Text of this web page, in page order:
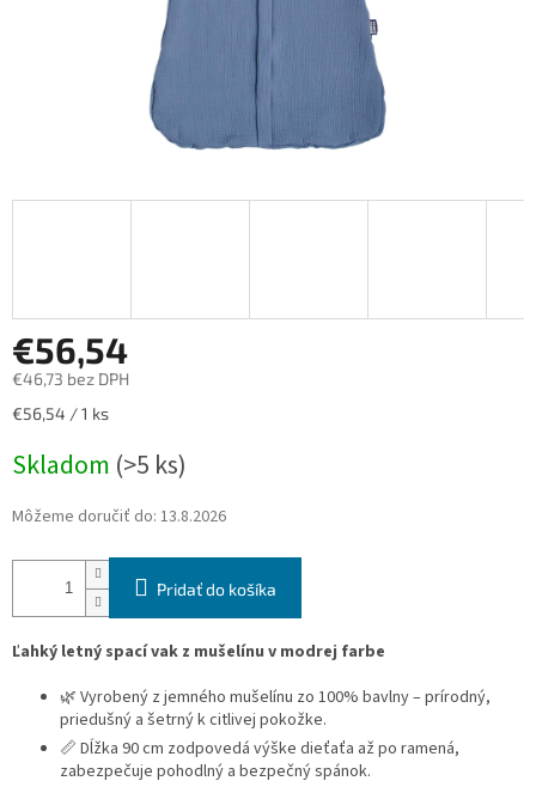
€56,54
€46,73 bez DPH
Jednotková
€56,54 / 1 ks
Skladom (>5 ks)
Môžeme doručiť do: 13.8.2026
Pridať do košíka
Ľahký letný spací vak z mušelínu v modrej farbe
🌿 Vyrobený z jemného mušelínu zo 100% bavlny – prírodný,
priedušný a šetrný k citlivej pokožke.
📏 Dĺžka 90 cm zodpovedá výške dieťaťa až po ramená,
zabezpečuje pohodlný a bezpečný spánok.